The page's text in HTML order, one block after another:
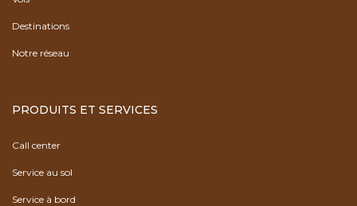
Destinations
Notre réseau
PRODUITS ET SERVICES
Call center
Service au sol
Service à bord